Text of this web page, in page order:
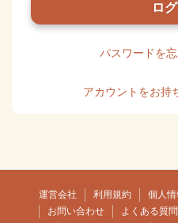
パスワードを
アカウントをお持
運営会社 利用規約 個人
お問い合わせ
よくある質問